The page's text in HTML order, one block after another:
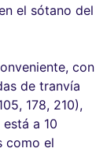
el sótano del
con
de tranvía
178, 210),
a 10
como el